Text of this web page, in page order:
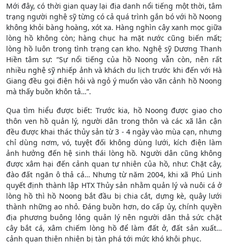
Mới đây, có thời gian quay lại địa danh nổi tiếng một thời, tâm
trạng người nghệ sỹ từng có cả quá trình gắn bó với hồ Noong
không khỏi bàng hoàng, xót xa. Hàng nghìn cây xanh mọc giữa
lòng hồ không còn; hàng chục ha mặt nước cũng biến mất;
lòng hồ luôn trong tình trạng cạn kho. Nghệ sỹ Dương Thanh
Hiền tâm sự: “Sự nổi tiếng của hồ Noong vẫn còn, nên rất
nhiều nghệ sỹ nhiếp ảnh và khách du lịch trước khi đến với Hà
Giang đều gọi điện hỏi và ngỏ ý muốn vào vãn cảnh hồ Noong
mà thấy buồn khôn tả…”.
Qua tìm hiểu được biết: Trước kia, hồ Noong được giao cho
thôn ven hồ quản lý, người dân trong thôn và các xã lân cận
đều được khai thác thủy sản từ 3 - 4 ngày vào mùa cạn, nhưng
chỉ dùng nơm, vó, tuyệt đối không dùng lưới, kích điện làm
ảnh hưởng đến hệ sinh thái lòng hồ. Người dân cũng không
được xâm hại đến cảnh quan tự nhiên của hồ, như: Chặt cây,
đào đất ngăn ô thả cá… Nhưng từ năm 2004, khi xã Phú Linh
quyết định thành lập HTX Thủy sản nhằm quản lý và nuôi cá ở
lòng hồ thì hồ Noong bắt đầu bị chia cắt, dựng kè, quây lưới
thành những ao nhỏ. Đáng buồn hơn, do cấp ủy, chính quyền
địa phương buông lỏng quản lý nên người dân thả sức chặt
cây bắt cá, xâm chiếm lòng hồ để làm đất ở, đất sản xuất…
cảnh quan thiên nhiên bị tàn phá tới mức khó khôi phục.